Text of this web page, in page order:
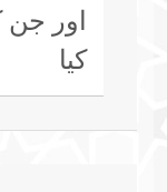
اور جن
کیا